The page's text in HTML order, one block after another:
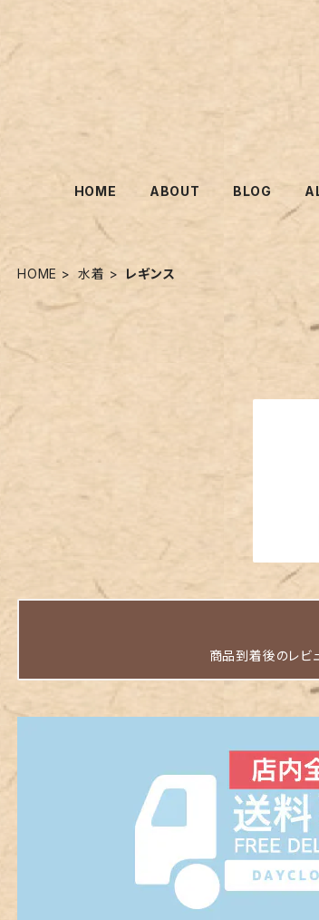
HOME ABOUT BLOG
HOME 水着 レギンス
商品到着後のレビ